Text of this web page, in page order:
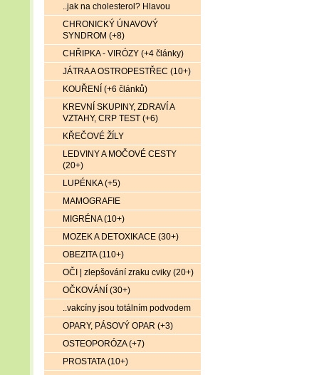
..jak na cholesterol? Hlavou
CHRONICKÝ ÚNAVOVÝ
SYNDROM (+8)
CHŘIPKA - VIRÓZY (+4 články)
JÁTRA A OSTROPESTŘEC (10+)
KOUŘENÍ (+6 článků)
KREVNÍ SKUPINY, ZDRAVÍ A
VZTAHY, CRP TEST (+6)
KŘEČOVÉ ŽÍLY
LEDVINY A MOČOVÉ CESTY
(20+)
LUPÉNKA (+5)
MAMOGRAFIE
MIGRÉNA (10+)
MOZEK A DETOXIKACE (30+)
OBEZITA (110+)
OČI | zlepšování zraku cviky (20+)
OČKOVÁNÍ (30+)
..vakcíny jsou totálním podvodem
OPARY, PÁSOVÝ OPAR (+3)
OSTEOPORÓZA (+7)
PROSTATA (10+)